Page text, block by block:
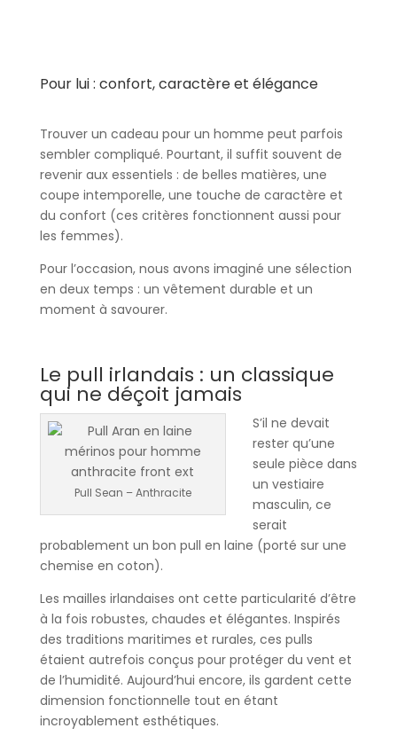
Pour lui : confort, caractère et élégance
Trouver un cadeau pour un homme peut parfois
sembler compliqué. Pourtant, il suffit souvent de
revenir aux essentiels : de belles matières, une
coupe intemporelle, une touche de caractère et
du confort (ces critères fonctionnent aussi pour
les femmes).
Pour l’occasion, nous avons imaginé une sélection
en deux temps : un vêtement durable et un
moment à savourer.
Le pull irlandais : un classique
qui ne déçoit jamais
Pull Sean – Anthracite
S’il ne devait
rester qu’une
seule pièce dans
un vestiaire
masculin, ce
serait
probablement un bon pull en laine (porté sur une
chemise en coton).
Les mailles irlandaises ont cette particularité d’être
à la fois robustes, chaudes et élégantes. Inspirés
des traditions maritimes et rurales, ces pulls
étaient autrefois conçus pour protéger du vent et
de l’humidité. Aujourd’hui encore, ils gardent cette
dimension fonctionnelle tout en étant
incroyablement esthétiques.